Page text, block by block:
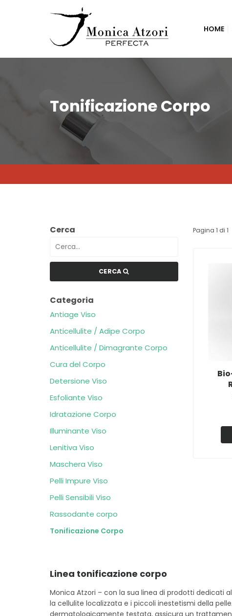
HOME
Tonificazione Corpo
Cerca
CERCA
Categoria
Antiage Viso
Anticellulite / Adipe Corpo
Anticellulite / Dimagrante Corpo
Cura del Corpo
Detersione Viso
Esfoliante Viso
Idratazione Corpo
Illuminante Viso
Lenitiva Viso
Maschera Viso
Pelli Impure Viso
Pelli Sensibili Viso
Rassodante corpo
Tonificazione Corpo
Pagina 1 di 1
Linea tonificazione corpo
Monica Atzori – con la sua linea di prodotti dedicati
la cellulite localizzata e i piccoli inestetismi della
dermatologicamente testata, assicura un